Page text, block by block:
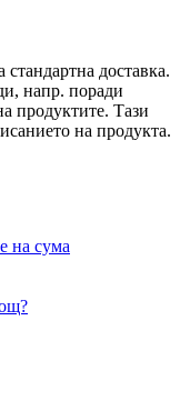
стандартна доставка.
напр. поради
продуктите. Тази
на продукта.
на сума